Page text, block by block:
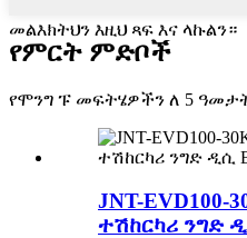
መልእክትህን እዚህ ጻፍ እና ላኩልን።
የምርት ምድቦች
የሞንግ ፑ መፍትሄዎችን ለ 5
JNT-EVD100-
ተሽከርካሪ ንግድ